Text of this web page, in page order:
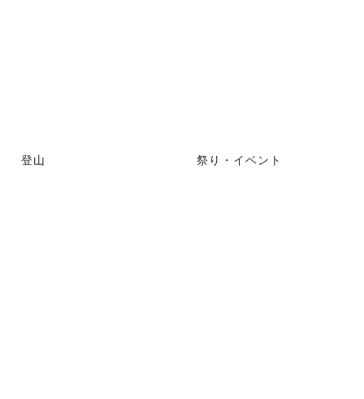
登山 祭り・イベント